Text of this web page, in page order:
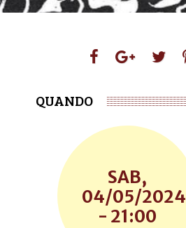
QUANDO
SAB,
04/05/2024
- 21:00